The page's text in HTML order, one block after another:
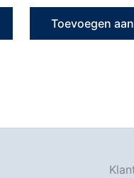
Toevoegen